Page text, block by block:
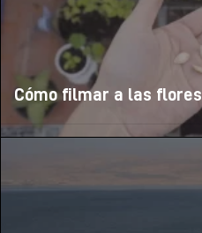
Cómo filmar a las flores